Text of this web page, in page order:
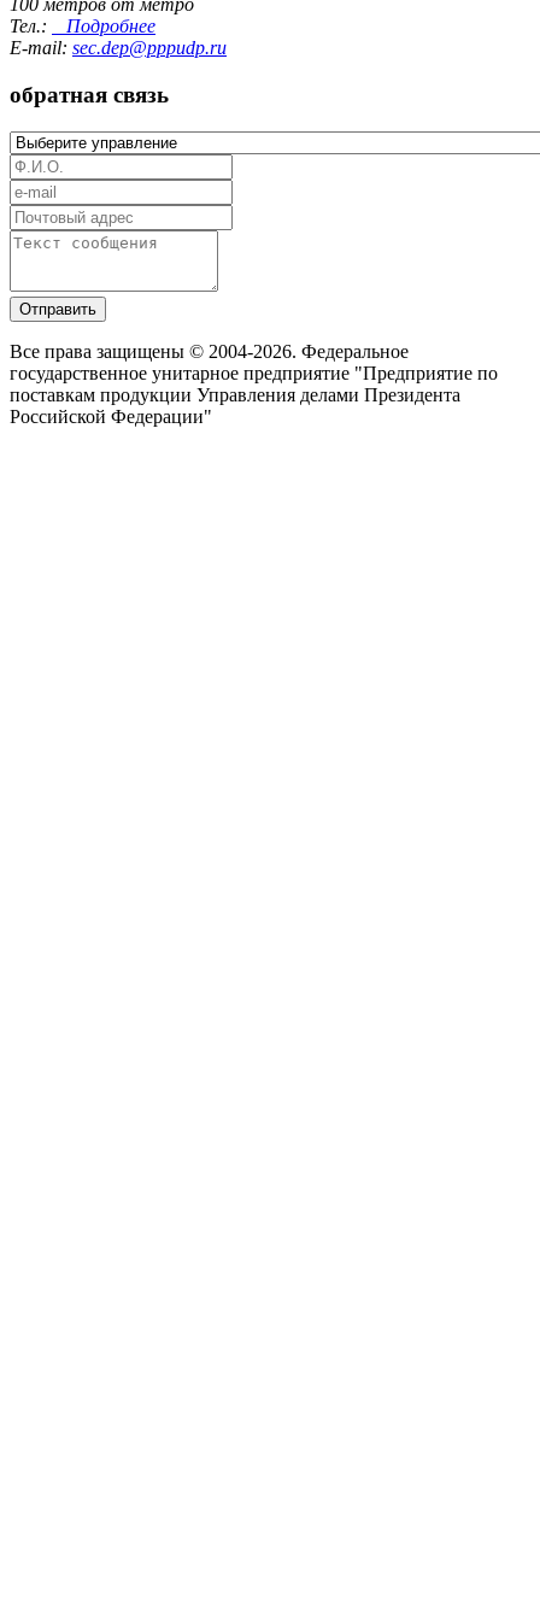
100 метров от метро
Тел.:
Подробнее
E-mail: sec.dep@pppudp.ru
обратная связь
Отправить
Все права защищены © 2004-2026. Федеральное
государственное унитарное предприятие "Предприятие по
поставкам продукции Управления делами Президента
Российской Федерации"